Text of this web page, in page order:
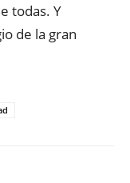
todas. Y
de la gran